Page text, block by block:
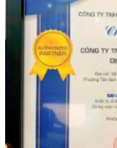
thiểu là 3W, hạn chế tỏa
tủ điện và loại bỏ nhu cầu
Chức năng tăng cường lực
các ứng dụng khó khởi
lực ma sát tĩnh rất cao
Boost tích hợp sẽ cung
trong khoảnh khắc đầu tiên
dàng thoát ly trạng thái
Lợi Ích Thực Tế Khi